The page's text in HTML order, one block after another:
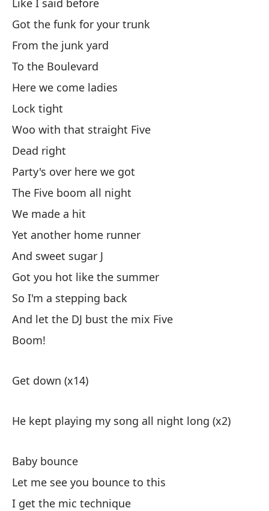
Like I said before
Got the funk for your trunk
From the junk yard
To the Boulevard
Here we come ladies
Lock tight
Woo with that straight Five
Dead right
Party's over here we got
The Five boom all night
We made a hit
Yet another home runner
And sweet sugar J
Got you hot like the summer
So I'm a stepping back
And let the DJ bust the mix Five
Boom!
Get down (x14)
He kept playing my song all night long (x2)
Baby bounce
Let me see you bounce to this
I get the mic technique